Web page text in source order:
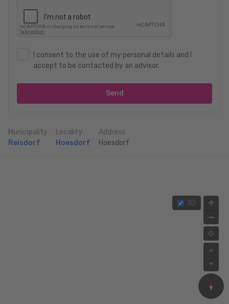
I consent to the use of my personal details and I
accept to be contacted by an advisor.
Send
Municipality
Reisdorf
Locality
Hoesdorf
Address
Hoesdorf
3D